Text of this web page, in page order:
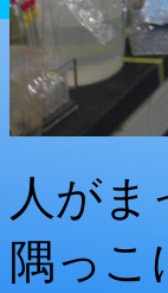
人が
隅っこ